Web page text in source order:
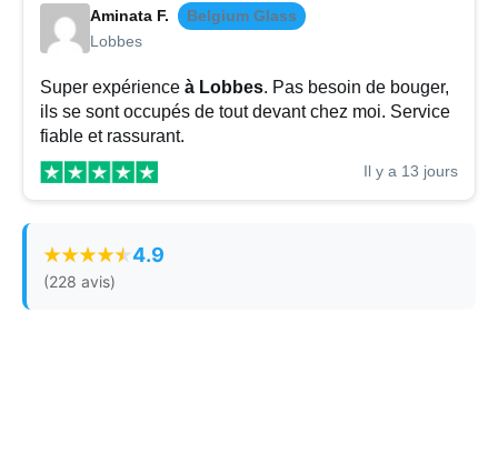
Aminata F.
Belgium Glass
Lobbes
Super expérience à Lobbes. Pas besoin de bouger,
ils se sont occupés de tout devant chez moi. Service
fiable et rassurant.
Il y a 13 jours
4.9
(228 avis)